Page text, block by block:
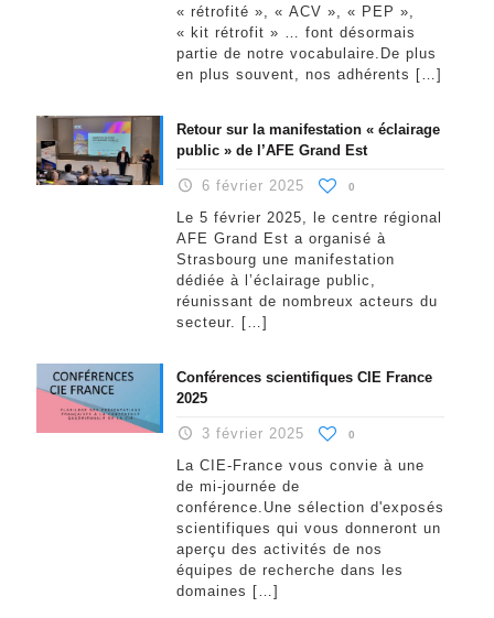
« rétrofité », « ACV », « PEP »,
« kit rétrofit » … font désormais
partie de notre vocabulaire.De plus
en plus souvent, nos adhérents […]
Retour sur la manifestation « éclairage
public » de l’AFE Grand Est
6 février 2025 0
Le 5 février 2025, le centre régional
AFE Grand Est a organisé à
Strasbourg une manifestation
dédiée à l’éclairage public,
réunissant de nombreux acteurs du
secteur. […]
Conférences scientifiques CIE France
2025
3 février 2025 0
La CIE-France vous convie à une
de mi-journée de
conférence.Une sélection d'exposés
scientifiques qui vous donneront un
aperçu des activités de nos
équipes de recherche dans les
domaines […]